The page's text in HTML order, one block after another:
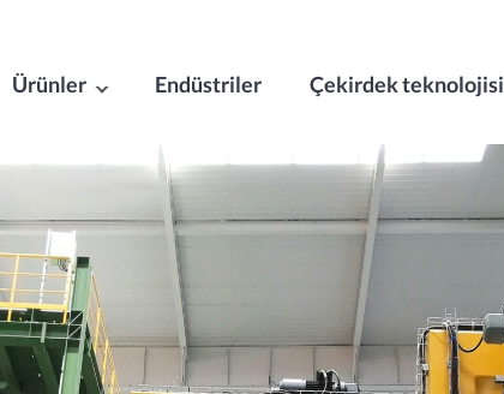
Ürünler Endüstriler Çekirdek teknolojisi